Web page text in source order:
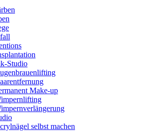
Studio
Make-up
selbst machen